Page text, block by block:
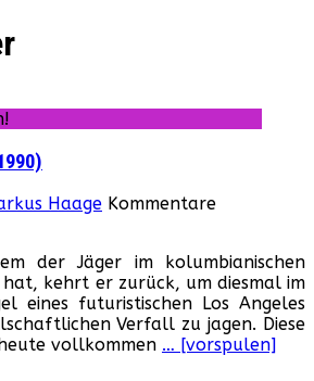
Haage Kommentare
der Jäger im kolumbianischen
hat, kehrt er zurück, um diesmal im
eines futuristischen Los Angeles
Verfall zu jagen. Diese
vollkommen … [vorspulen]